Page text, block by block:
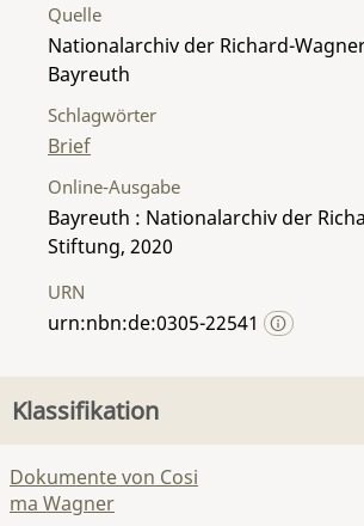
Quelle
Nationalarchiv der Richard-
Bayreuth
Schlagwörter
Brief
Online-Ausgabe
Bayreuth : Nationalarchiv der
Stiftung, 2020
URN
urn:nbn:de:0305-22541
Klassifikation
Dokumente von Cosi
ma Wagner